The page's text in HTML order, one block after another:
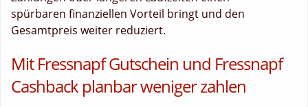
spürbaren finanziellen Vorteil bringt und den
Gesamtpreis weiter reduziert.
Mit Fressnapf Gutschein und Fressnapf
Cashback planbar weniger zahlen